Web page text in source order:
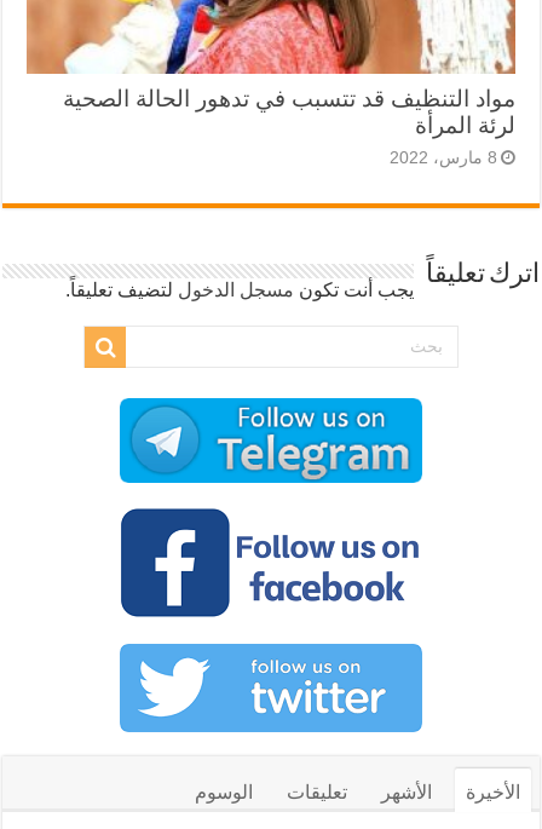
مواد التنظيف قد تتسبب في تدهور الحالة الصحية
لرئة المرأة
8 مارس، 2022
اترك تعليقاً
يجب أنت تكون مسجل الدخول لتضيف تعليقاً.
الأخيرة الأشهر تعليقات الوسوم